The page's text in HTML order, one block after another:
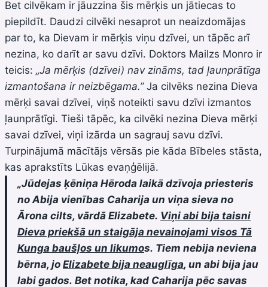
Bet cilvēkam ir jāuzzina šis mērķis un jātiecas to
piepildīt. Daudzi cilvēki nesaprot un neaizdomājas
par to, ka Dievam ir mērķis viņu dzīvei, un tāpēc arī
nezina, ko darīt ar savu dzīvi. Doktors Mailzs Monro ir
teicis: „Ja mērķis (dzīvei) nav zināms, tad ļaunprātīga
izmantošana ir neizbēgama.”Ja cilvēks nezina Dieva
mērķi savai dzīvei, viņš noteikti savu dzīvi izmantos
ļaunprātīgi. Tieši tāpēc, ka cilvēki nezina Dieva mērķi
savai dzīvei, viņi izārda un sagrauj savu dzīvi.
Turpinājumā mācītājs vērsās pie kāda Bībeles stāsta,
kas aprakstīts Lūkas evaņģēlijā.
„Jūdejas ķēniņa Hēroda laikā dzīvoja priesteris
no Abija vienības Caharija un viņa sieva no
Ārona cilts, vārdā Elizabete. Viņi abi bija taisni
Dieva priekšā un staigāja nevainojami visos Tā
Kunga baušļos un likumos. Tiem nebija neviena
bērna, jo Elizabete bija neauglīga, un abi bija jau
labi gados. Bet notika, kad Caharija pēc savas